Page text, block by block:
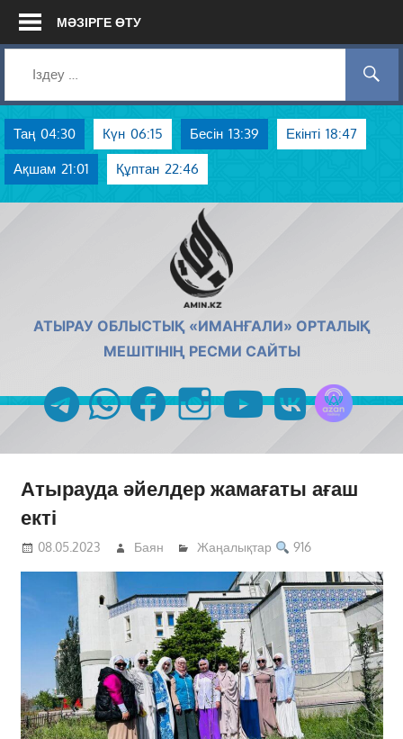
Skip
МӘЗІРГЕ ӨТУ
Таң 04:30 Күн 06:15 Бесін 13:39 Екінті 18:47
Ақшам 21:01 Құптан 22:46
АТЫРАУ ОБЛЫСТЫҚ «ИМАНҒАЛИ» ОРТАЛЫҚ
МЕШІТІНІҢ РЕСМИ САЙТЫ
telegramwhatsappfacebookinstagramyoutubevk
Атырауда әйелдер жамағаты ағаш
екті
08.05.2023 Баян Жаңалықтар 916